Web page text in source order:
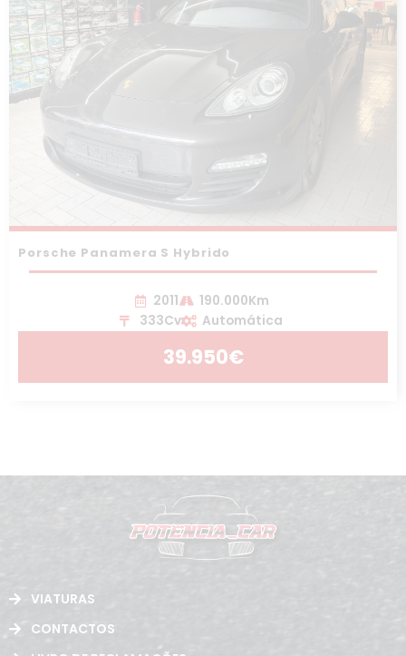
Porsche Panamera S Hybrido
2011
190.000Km
333Cv
Automática
39.950€
VIATURAS
CONTACTOS